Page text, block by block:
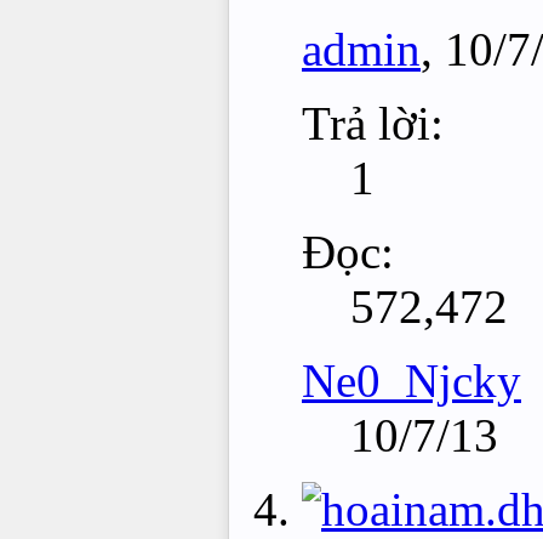
admin, 10/
Trả lời:
1
Đọc:
572,472
Ne0_Njcky
10/7/13